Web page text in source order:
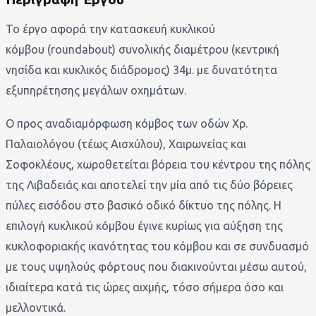
Το έργο αφορά την κατασκευή κυκλικού
κόμβου (roundabout) συνολικής διαμέτρου (κεντρική
νησίδα και κυκλικός διάδρομος) 34μ. με δυνατότητα
εξυπηρέτησης μεγάλων οχημάτων.
Ο προς αναδιαμόρφωση κόμβος των οδών Χρ.
Παλαιολόγου (τέως Αισχύλου), Χαιρωνείας και
Σοφοκλέους, χωροθετείται βόρεια του κέντρου της πόλης
της Λιβαδειάς και αποτελεί την μία από τις δύο βόρειες
πύλες εισόδου στο βασικό οδικό δίκτυο της πόλης. Η
επιλογή κυκλικού κόμβου έγινε κυρίως για αύξηση της
κυκλοφοριακής ικανότητας του κόμβου και σε συνδυασμό
με τους υψηλούς φόρτους που διακινούνται μέσω αυτού,
ιδιαίτερα κατά τις ώρες αιχμής, τόσο σήμερα όσο και
μελλοντικά.